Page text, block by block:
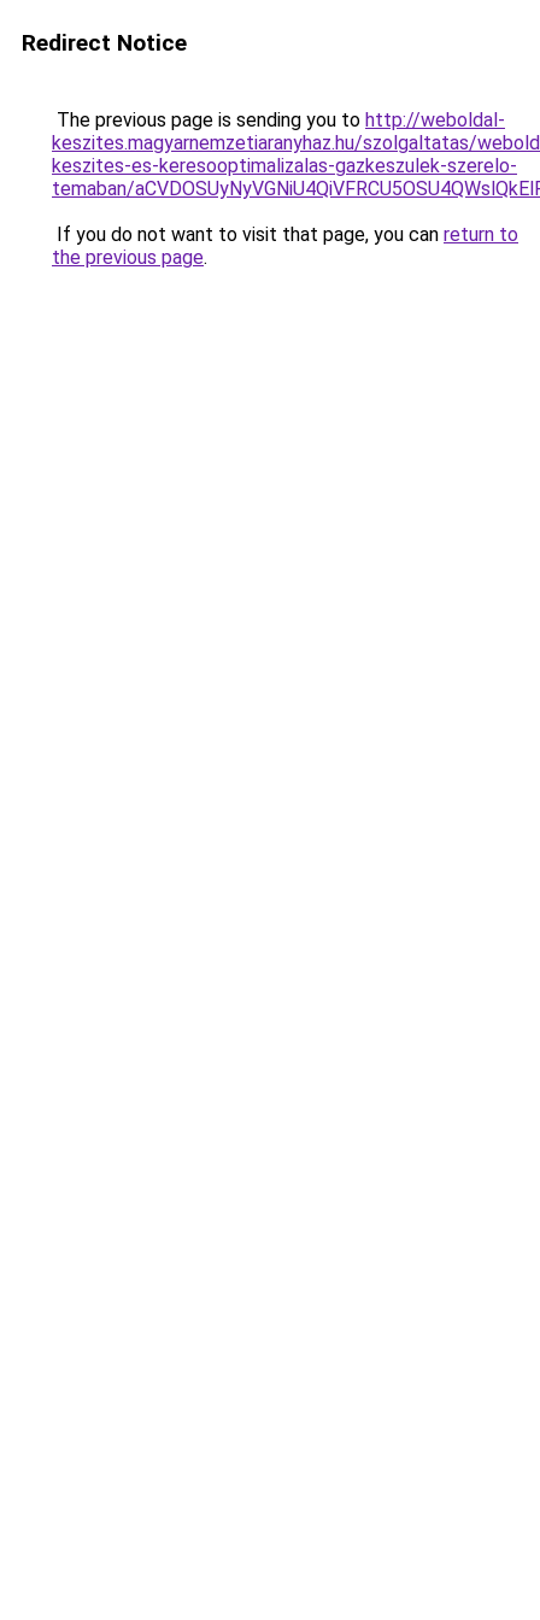
Redirect Notice
The previous page is sending you to http://weboldal-
keszites.magyarnemzetiaranyhaz.hu/szolgaltatas/
keszites-es-keresooptimalizalas-gazkeszulek-szerelo-
temaban/
If you do not want to visit that page, you can return to
the previous page.